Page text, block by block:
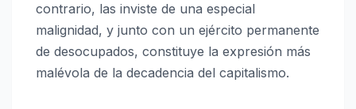
contrario, las inviste de una especial
malignidad, y junto con un ejército permanente
de desocupados, constituye la expresión más
malévola de la decadencia del capitalismo.